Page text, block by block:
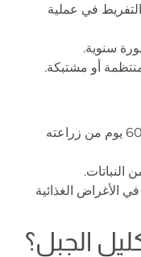
في عملية
سنوية.
منتظمة أو مشتبكة.
إن عملية الحصاد تبدأ بعد أن يمر 60 يوم من زراعته
النباتات.
الأغراض الغذائية
الجبل؟